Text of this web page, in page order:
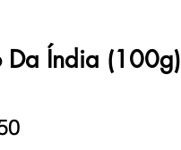
Da Índia (100g)
Preço